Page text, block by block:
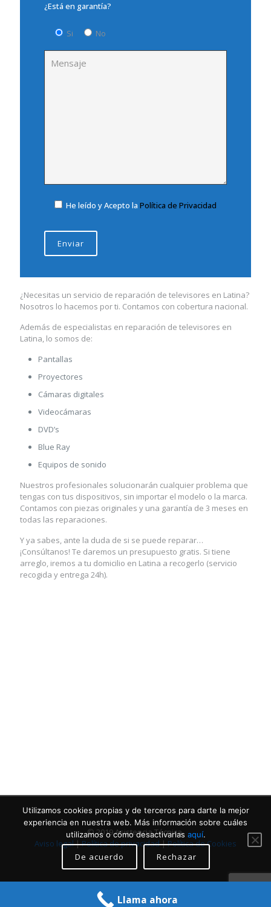
¿Está en garantía?
Si No
He leído y Acepto la Política de Privacidad
¿Necesitas un servicio de reparación de televisores en Latina?
Nosotros lo hacemos por ti. Contamos con cobertura nacional.
Además de especialistas en reparación de televisores en
Latina, lo somos de:
Pantallas
Proyectores
Cámaras digitales
Videocámaras
DVD’s
Blue Ray
Equipos de sonido
Nuestros profesionales solucionarán cualquier problema que
tengas con tus dispositivos, sin importar el modelo o la marca.
Contamos con piezas originales y una garantía de 3 meses en
todas las reparaciones.
Y ya sabes, ante la duda de si se puede reparar…
¡Consúltanos! Te daremos un presupuesto gratis. Si tiene
arreglo, iremos a tu domicilio en Latina a recogerlo (servicio
recogida y entrega 24h).
© 2019 Asistencia Técnica.
Aviso legal|Política de privacidad|Política de Cookies
Llama ahora
Utilizamos cookies propias y de terceros para darte la mejor
experiencia en nuestra web. Más información sobre cuáles
utilizamos o cómo desactivarlas aquí.
De acuerdo Rechazar